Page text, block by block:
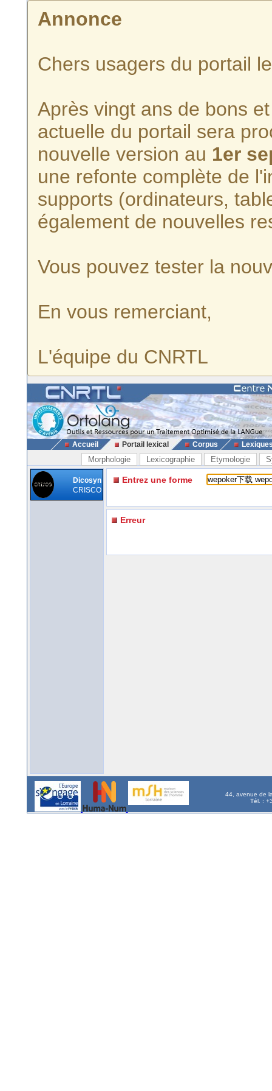
Annonce
Chers usagers du portail
Après vingt ans de bons
actuelle du portail sera
nouvelle version au 1er
une refonte complète de
supports (ordinateurs,
également de nouvelles
Vous pouvez tester la
En vous remerciant,
L'équipe du CNRTL
Accueil Portail lexical Corpus
Morphologie Lexicographie Etymologie
Dicosyn
CRISCO
Entrez une forme
Erreur
44, avenue de
Tél. :